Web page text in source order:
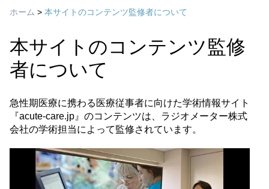
ホーム > 本サイトのコンテンツ監修者について
本サイトのコンテンツ監修
者について
急性期医療に携わる医療従事者に向けた学術情報サイト
『acute-care.jp』のコンテンツは、ラジオメーター株式
会社の学術担当によって監修されています。